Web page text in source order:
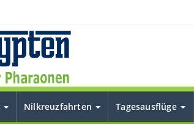
Nilkreuzfahrten Tagesausflüge